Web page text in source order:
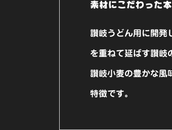
素材にこだわった
讃岐うどん用に開発
を重ねて延ばす讃岐
讃岐小麦の豊かな風
特徴です。